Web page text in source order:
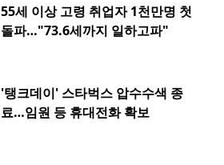
55세 이상 고령 취업자 1천만명 첫
돌파…"73.6세까지 일하고파"
'탱크데이' 스타벅스 압수수색 종
료…임원 등 휴대전화 확보